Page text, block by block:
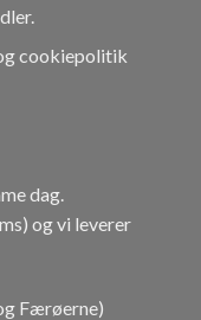
cookiepolitik
dag.
og vi leverer
Færøerne)